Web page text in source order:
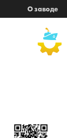
О заводе